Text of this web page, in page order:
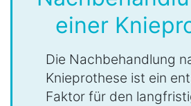
einer
Die Nachbehandlung
Knieprothese ist ein
Faktor für den